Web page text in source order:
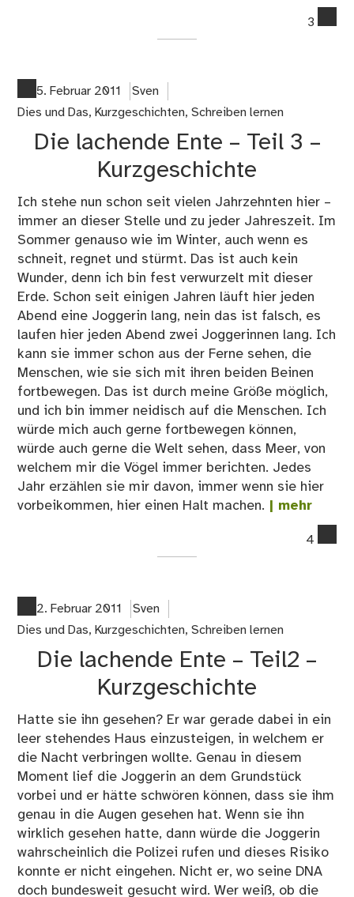
3
5. Februar 2011
Sven
Dies und Das, Kurzgeschichten,Schreiben lernen
Die lachende Ente – Teil 3 –
Kurzgeschichte
Ich stehe nun schon seit vielen Jahrzehnten hier –
immer an dieser Stelle und zu jeder Jahreszeit. Im
Sommer genauso wie im Winter, auch wenn es
schneit, regnet und stürmt. Das ist auch kein
Wunder, denn ich bin fest verwurzelt mit dieser
Erde. Schon seit einigen Jahren läuft hier jeden
Abend eine Joggerin lang, nein das ist falsch, es
laufen hier jeden Abend zwei Joggerinnen lang. Ich
kann sie immer schon aus der Ferne sehen, die
Menschen, wie sie sich mit ihren beiden Beinen
fortbewegen. Das ist durch meine Größe möglich,
und ich bin immer neidisch auf die Menschen. Ich
würde mich auch gerne fortbewegen können,
würde auch gerne die Welt sehen, dass Meer, von
welchem mir die Vögel immer berichten. Jedes
Jahr erzählen sie mir davon, immer wenn sie hier
vorbeikommen, hier einen Halt machen. | mehr
4
2. Februar 2011
Sven
Dies und Das, Kurzgeschichten,Schreiben lernen
Die lachende Ente – Teil2 –
Kurzgeschichte
Hatte sie ihn gesehen? Er war gerade dabei in ein
leer stehendes Haus einzusteigen, in welchem er
die Nacht verbringen wollte. Genau in diesem
Moment lief die Joggerin an dem Grundstück
vorbei und er hätte schwören können, dass sie ihm
genau in die Augen gesehen hat. Wenn sie ihn
wirklich gesehen hatte, dann würde die Joggerin
wahrscheinlich die Polizei rufen und dieses Risiko
konnte er nicht eingehen. Nicht er, wo seine DNA
doch bundesweit gesucht wird. Wer weiß, ob die